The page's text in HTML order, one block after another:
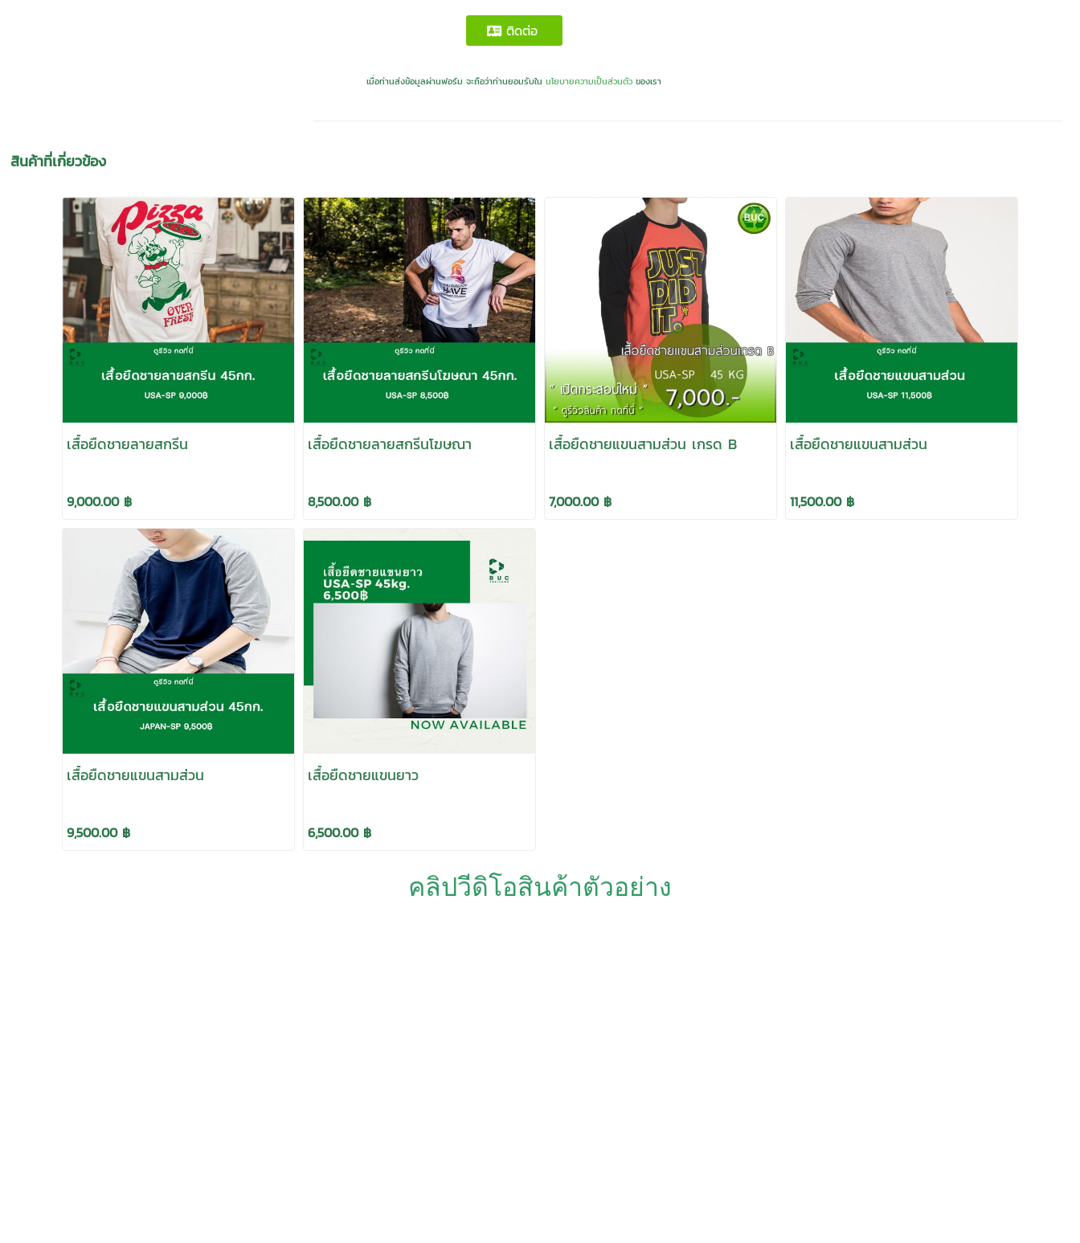
ติดต่อ
เมื่อท่านส่งข้อมูลผ่านฟอร์ม จะถือว่าท่านยอมรับในนโยบายความเป็นส่วนตัว ของเรา
สินค้าที่เกี่ยวข้อง
เสื้อยืดชายลายสกรีน
9,000.00 ฿
เสื้อยืดชายลายสกรีนโฆษณา
8,500.00 ฿
เสื้อยืดชายแขนสามส่วน เกรด B
7,000.00 ฿
เสื้อยืดชายแขนสามส่วน
11,500.00 ฿
เสื้อยืดชายแขนสามส่วน
9,500.00 ฿
เสื้อยืดชายแขนยาว
6,500.00 ฿
คลิปวีดิโอสินค้าตัวอย่าง